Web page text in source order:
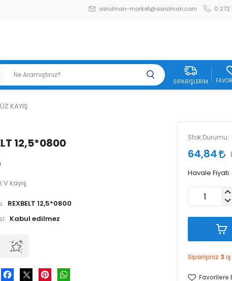
asrulman-market@asrulman.com 0 272
SIPARIŞLERIM
KAYIŞ
12,5*0800
V kayış
REXBELT 12,5*0800
Facebook Pinterest
Stok Durumu:
64,84
Havale Fiyatı:
Siparişiniz 3 iş
Favorilere